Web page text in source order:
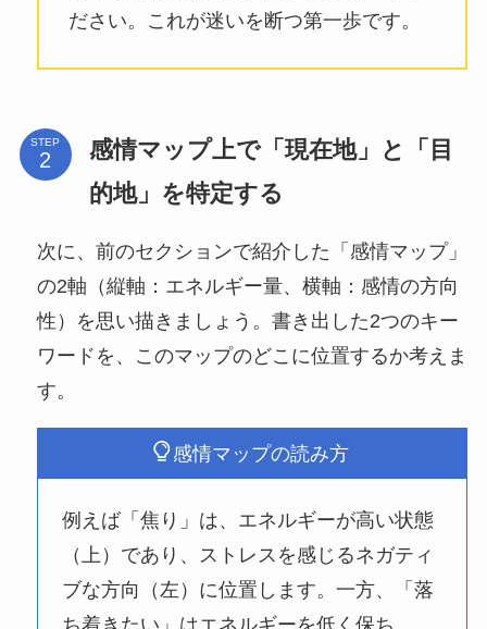
ださい。これが迷いを断つ第一歩です。
STEP
感情マップ上で「現在地」と「目
的地」を特定する
次に、前のセクションで紹介した「感情マップ」
の2軸（縦軸：エネルギー量、横軸：感情の方向
性）を思い描きましょう。書き出した2つのキー
ワードを、このマップのどこに位置するか考えま
す。
感情マップの読み方
例えば「焦り」は、エネルギーが高い状態
（上）であり、ストレスを感じるネガティ
ブな方向（左）に位置します。一方、「落
ち着きたい」はエネルギーを低く保ち